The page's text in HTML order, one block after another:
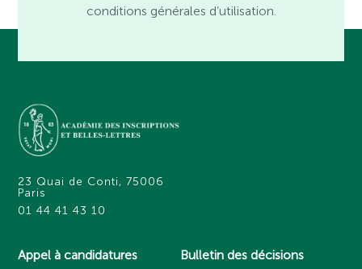
conditions générales d’utilisation.
23 Quai de Conti, 75006
Paris
01 44 41 43 10
Appel à candidatures Bulletin des décisions